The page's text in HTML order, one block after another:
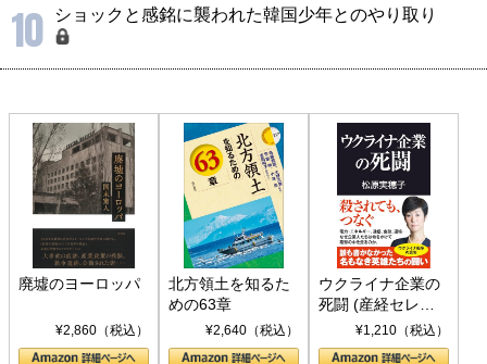
10 ショックと感銘に襲われた韓国少年とのやり取り
廃墟のヨーロッパ
¥2,860（税込）
北方領土を知るた
めの63章
¥2,640（税込）
ウクライナ企業の
死闘 (産経セレク
ト S 039)¥1,210（税込）